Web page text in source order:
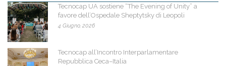
Tecnocap UA sostiene “The Evening of Unity” a
favore dell’Ospedale Sheptytsky di Leopoli
4 Giugno, 2026
Tecnocap all’Incontro Interparlamentare
Repubblica Ceca–Italia